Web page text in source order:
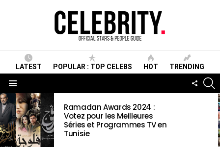
LATEST POPULAR : TOP CELEBS HOT TRENDING
LATEST
STORIES
Ramadan Awards 2024 :
Votez pour les Meilleures
Séries et Programmes TV en
Tunisie